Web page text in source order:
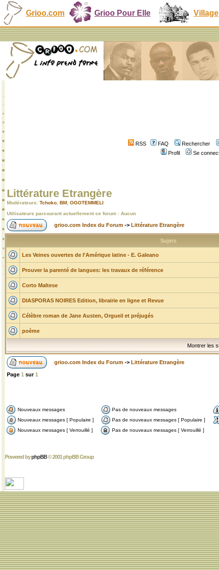
Grioo.com Grioo Pour Elle Village
RSS FAQ
Rechercher
Profil
Se
Littérature Etrangère
Modérateurs: Tchoko BM OGOTEMMELI
Utilisateurs parcourant actuellement ce forum : Aucun
grioo.com Index du Forum -> Littérature Etrangère
Sujets
Les Veines ouvertes de l'Amérique latine - E. Galeano
Prouver la parenté de langues: les travaux de référence
Corto Maltese
DIASPORAS NOIRES Edition, librairie en ligne et Revue
Célèbre roman de Jane Austen, Orgueil et préjugés
poème
Montrer les
grioo.com Index du Forum -> Littérature Etrangère
Page 1 sur1
Nouveaux messages
Pas de nouveaux messages
Nouveaux messages [ Populaire ]
Pas de nouveaux messages [ Populaire ]
Nouveaux messages [ Verrouillé ]
Pas de nouveaux messages [ Verrouillé ]
Powered byphpBB© 2001 phpBB Group